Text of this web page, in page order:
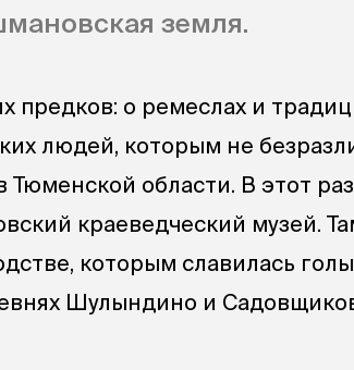
земля.
предков: о ремеслах и
людей, которым не
Тюменской области. В этот
краеведческий музей.
которым славилась
Шулындино и